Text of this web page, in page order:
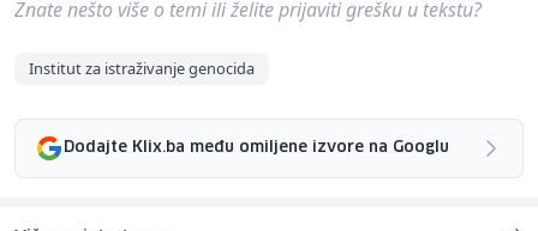
Znate nešto više o temi ili želite prijaviti grešku u tekstu?
Institut za istraživanje genocida
Dodajte Klix.ba među omiljene izvore na Googlu